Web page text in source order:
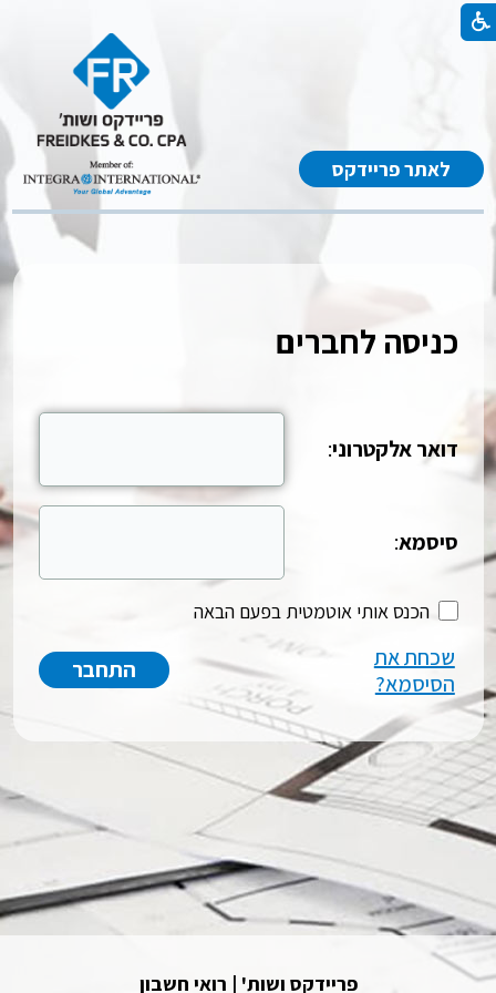
לאתר פריידקס
כניסה לחברים
דואר אלקטרוני:
סיסמא:
הכנס אותי אוטמטית בפעם הבאה
שכחת את
הסיסמא?
פריידקס ושות' | רואי חשבון